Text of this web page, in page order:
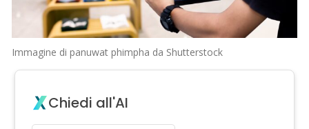
Immagine di panuwat phimpha da Shutterstock
Chiedi all'AI